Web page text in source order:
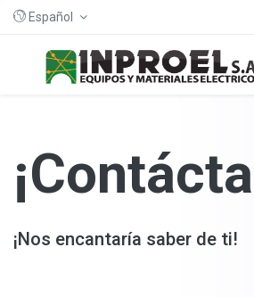
Español
¡Nos encantaría saber de ti!